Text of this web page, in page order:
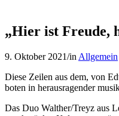
„Hier ist Freude,
9. Oktober 2021/in Allgemein
Diese Zeilen aus dem, von
boten in herausragender
Das Duo Walther/Treyz aus